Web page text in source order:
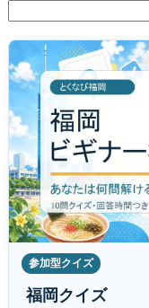
参加型クイズ
福岡クイズ